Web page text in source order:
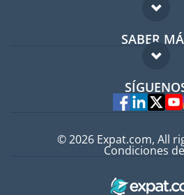
Foro para
Guía para
Trabajos en el
SABER
FAQ
Expertos
© 2026 Expat.com, All
Condiciones